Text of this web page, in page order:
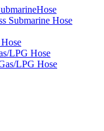
Submarine Hose
LPG Hose
LPG Hose